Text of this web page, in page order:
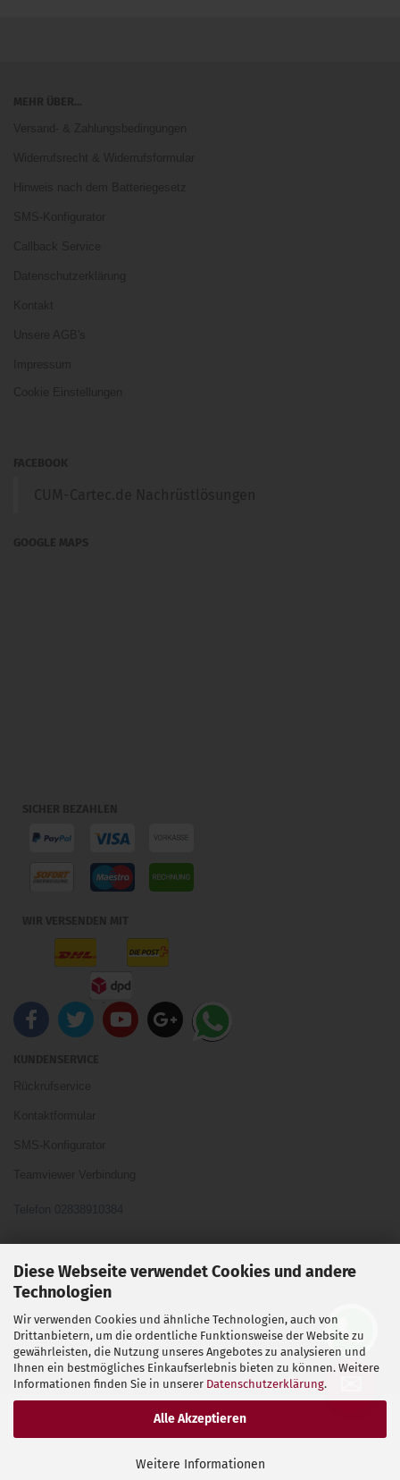
Diese Webseite verwendet Cookies und andere
Technologien
Wir verwenden Cookies und ähnliche Technologien, auch von
Drittanbietern, um die ordentliche Funktionsweise der Website zu
gewährleisten, die Nutzung unseres Angebotes zu analysieren und
Ihnen ein bestmögliches Einkaufserlebnis bieten zu können. Weitere
Informationen finden Sie in unserer Datenschutzerklärung.
Alle Akzeptieren
Weitere Informationen
Vertrag widerrufen
Shopsoftwareby Gambio.de © 2026